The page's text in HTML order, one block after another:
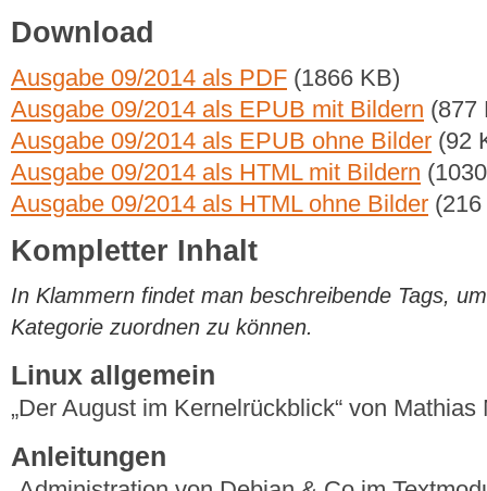
Download
Ausgabe 09/2014 als PDF (1866 KB)
Ausgabe 09/2014 als EPUB mit Bildern (877
Ausgabe 09/2014 als EPUB ohne Bilder (92
Ausgabe 09/2014 als HTML mit Bildern
Ausgabe 09/2014 als HTML ohne Bilder
Kompletter Inhalt
In Klammern findet man beschreibende Tags,
Kategorie zuordnen zu können.
Linux allgemein
„Der August im Kernelrückblick“ von
Anleitungen